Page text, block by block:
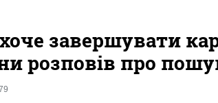
завершувати
розповів про